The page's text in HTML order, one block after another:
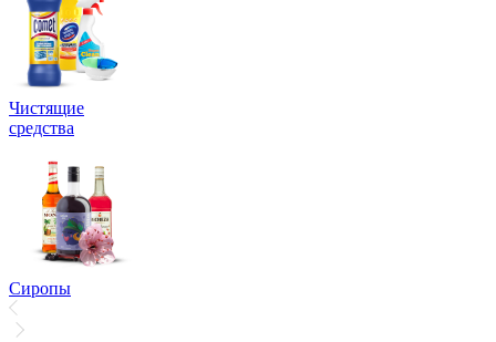
Чистящие
средства
Сиропы